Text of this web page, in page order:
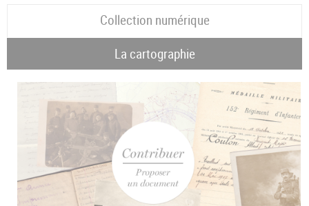
Collection numérique
La cartographie